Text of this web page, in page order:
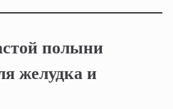
полыни
желудка и